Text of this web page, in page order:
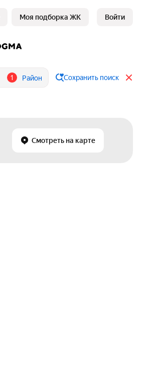
Моя подборка ЖК Войти
1 Район Сохранить поиск
Смотреть на карте